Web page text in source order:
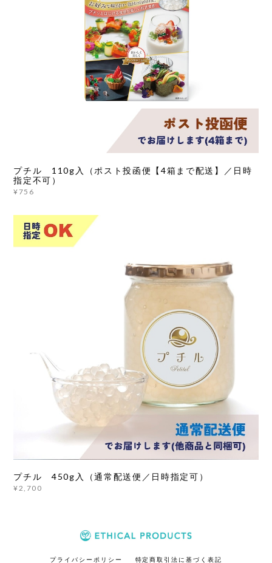
プチル 110g入（ポスト投函便【4箱まで配送】／日時
指定不可）
¥756
プチル 450g入（通常配送便／日時指定可）
¥2,700
プライバシーポリシー 特定商取引法に基づく表記